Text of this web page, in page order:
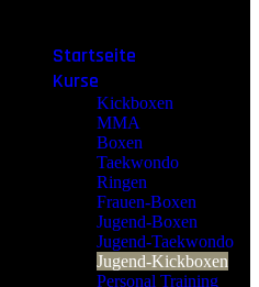
Startseite
Kurse
Kickboxen
MMA
Boxen
Taekwondo
Ringen
Frauen-Boxen
Jugend-Boxen
Jugend-Taekwondo
Jugend-Kickboxen
Personal Training